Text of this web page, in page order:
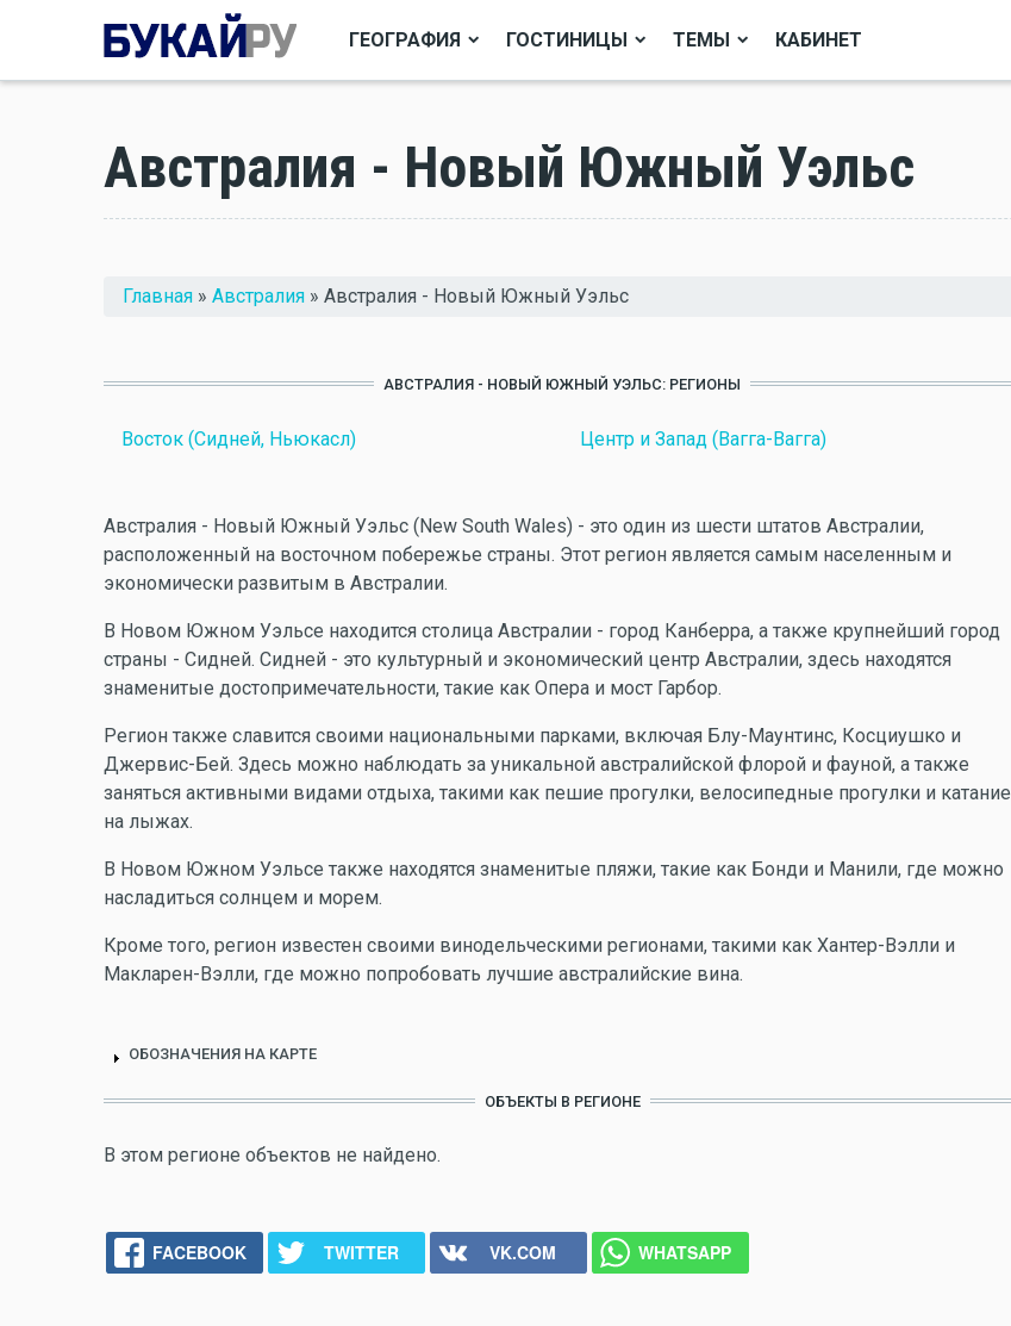
ГЕОГРАФИЯ ГОСТИНИЦЫ ТЕМЫ КАБИНЕТ
Австралия - Новый Южный Уэльс
Вы здесь
Главная » Австралия » Австралия - Новый Южный Уэльс
АВСТРАЛИЯ - НОВЫЙ ЮЖНЫЙ УЭЛЬС: РЕГИОНЫ
Восток (Сидней, Ньюкасл) Центр и Запад (Вагга-Вагга)
Австралия - Новый Южный Уэльс (New South Wales) - это один из шести штатов Австралии,
расположенный на восточном побережье страны. Этот регион является самым населенным и
экономически развитым в Австралии.
В Новом Южном Уэльсе находится столица Австралии - город Канберра, а также крупнейший город
страны - Сидней. Сидней - это культурный и экономический центр Австралии, здесь находятся
знаменитые достопримечательности, такие как Опера и мост Гарбор.
Регион также славится своими национальными парками, включая Блу-Маунтинс, Косциушко и
Джервис-Бей. Здесь можно наблюдать за уникальной австралийской флорой и фауной, а также
заняться активными видами отдыха, такими как пешие прогулки, велосипедные прогулки и катание
на лыжах.
В Новом Южном Уэльсе также находятся знаменитые пляжи, такие как Бонди и Манили, где можно
насладиться солнцем и морем.
Кроме того, регион известен своими винодельческими регионами, такими как Хантер-Вэлли и
Макларен-Вэлли, где можно попробовать лучшие австралийские вина.
ОБОЗНАЧЕНИЯ НА КАРТЕ
ОБЪЕКТЫ В РЕГИОНЕ
В этом регионе объектов не найдено.
FACEBOOK TWITTER VK.COM WHATSAPP